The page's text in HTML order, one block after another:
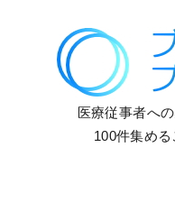
医療従事者へ
100件集める